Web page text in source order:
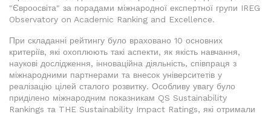
"Євроосвіта" за порадами міжнародної експертної групи IREG
Observatory on Academic Ranking and Excellence.
При складанні рейтингу було враховано 10 основних
критеріїв, які охоплюють такі аспекти, як якість навчання,
наукові дослідження, інноваційна діяльність, співпраця з
міжнародними партнерами та внесок університетів у
реалізацію цілей сталого розвитку. Особливу увагу було
приділено міжнародним показникам QS Sustainability
Rankings та THE Sustainability Impact Ratings, які отримали